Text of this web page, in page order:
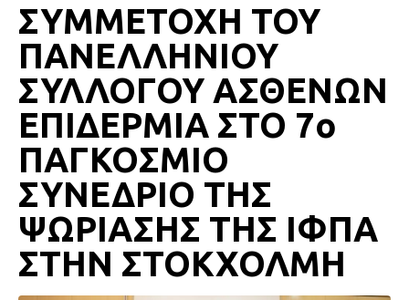
ΣΥΜΜΕΤΟΧΗ ΤΟΥ
ΠΑΝΕΛΛΗΝΙΟΥ
ΣΥΛΛΟΓΟΥ ΑΣΘΕΝΩΝ
ΕΠΙΔΕΡΜΙΑ ΣΤΟ 7ο
ΠΑΓΚΟΣΜΙΟ
ΣΥΝΕΔΡΙΟ ΤΗΣ
ΨΩΡΙΑΣΗΣ ΤΗΣ ΙΦΠΑ
ΣΤΗΝ ΣΤΟΚΧΟΛΜΗ